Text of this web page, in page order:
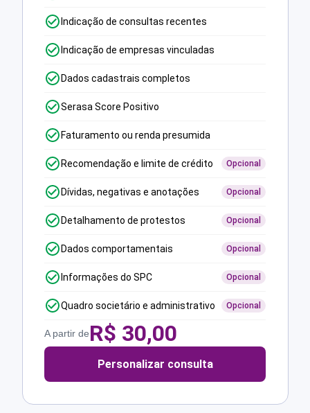
Indicação de consultas recentes
Indicação de empresas vinculadas
Dados cadastrais completos
Serasa Score Positivo
Faturamento ou renda presumida
Recomendação e limite de crédito Opcional
Dívidas, negativas e anotações Opcional
Detalhamento de protestos Opcional
Dados comportamentais Opcional
Informações do SPC Opcional
Quadro societário e administrativo Opcional
A partir deR$ 30,00
Personalizar consulta